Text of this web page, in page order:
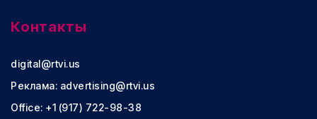
Контакты
digital@rtvi.us
Реклама: advertising@rtvi.us
Office: +1 (917) 722-98-38